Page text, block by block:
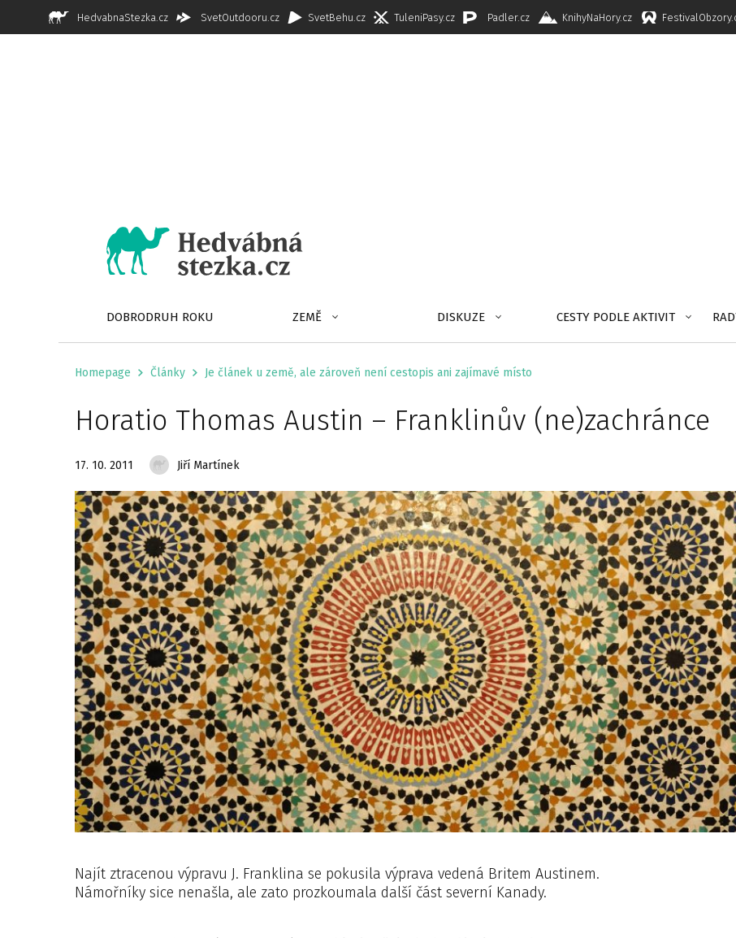
HedvabnaStezka.cz SvetOutdooru.cz SvetBehu.cz TuleniPasy.cz Padler.cz KnihyNaHory.cz
DOBRODRUH ROKU ZEMĚ DISKUZE CESTY PODLE AKTIVIT
Homepage Články Je článek u země, ale zároveň není cestopis ani zajímavé místo
Horatio Thomas Austin – Franklinův (ne)zachránce
17. 10. 2011 Jiří Martínek
Najít ztracenou výpravu J. Franklina se pokusila výprava vedená Britem Austinem.
Námořníky sice nenašla, ale zato prozkoumala další část severní Kanady.